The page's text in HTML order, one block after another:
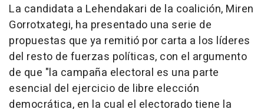
La candidata a Lehendakari de la coalición, Miren
Gorrotxategi, ha presentado una serie de
propuestas que ya remitió por carta a los líderes
del resto de fuerzas políticas, con el argumento
de que "la campaña electoral es una parte
esencial del ejercicio de libre elección
democrática, en la cual el electorado tiene la